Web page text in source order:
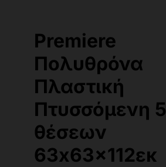
Premiere
Πολυθρόνα
Πλαστική
Πτυσσόμενη 5
θέσεων
63x63x112εκ